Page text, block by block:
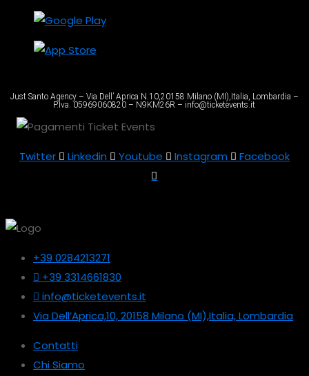
Just Santo Agency – Via Dell’ Aprica N.10,20158 Milano (MI),Italia, Lombardia –
P.Iva. 05969060820 – N9KM26R – info@ticketevents.it
Twitter Linkedin Youtube Instagram Facebook
+39 0284213271
+39 3314661830
info@ticketevents.it
Via Dell’Aprica,10, 20158 Milano (MI),Italia, Lombardia
Contatti
Chi Siamo